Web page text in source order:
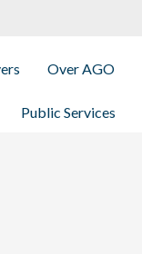
Public Services
Over AGO